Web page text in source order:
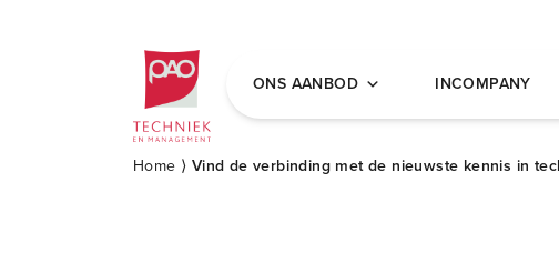
Postacademische cursussen, leergangen en
ONS AANBOD INCOMPANY
Home ⟩ Vind de verbinding met de nieuwste kennis in